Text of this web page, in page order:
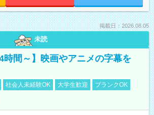
掲載日：2026.08.05
未読
時間～】映画やアニメの字幕を
社会人未経験OK 大学生歓迎
ブランクOK